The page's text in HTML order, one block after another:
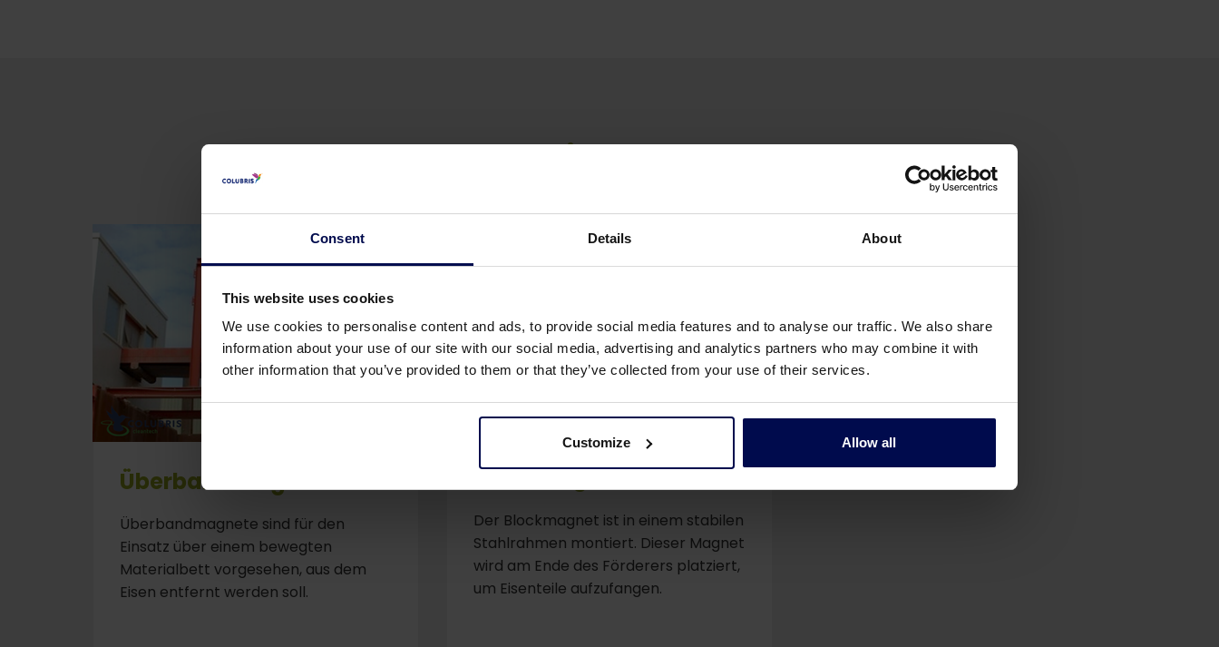
Consent Details About
This website uses cookies
We use cookies to personalise content and ads, to provide social media features and to analyse our traffic. We also share
information about your use of our site with our social media, advertising and analytics partners who may combine it with
other information that you’ve provided to them or that they’ve collected from your use of their services.
Customize Allow all
Entdecken Sie unsere Magnete
Überbandmagnet
Überbandmagnete sind für den
Einsatz über einem bewegten
Materialbett vorgesehen, aus dem
Eisen entfernt werden soll.
Blockmagnet
Der Blockmagnet ist in einem stabilen
Stahlrahmen montiert. Dieser Magnet
wird am Ende des Förderers platziert,
um Eisenteile aufzufangen.